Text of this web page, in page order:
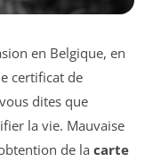
en Belgique, en
certificat de
dites que
la vie. Mauvaise
de la carte